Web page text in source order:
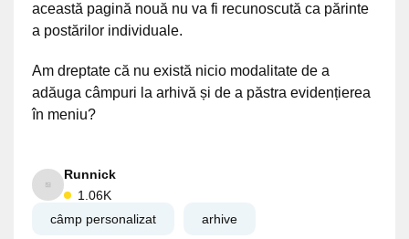
această pagină nouă nu va fi recunoscută ca părinte
a postărilor individuale.
Am dreptate că nu există nicio modalitate de a
adăuga câmpuri la arhivă și de a păstra evidențierea
în meniu?
Runnick
1.06K
câmp personalizat
arhive